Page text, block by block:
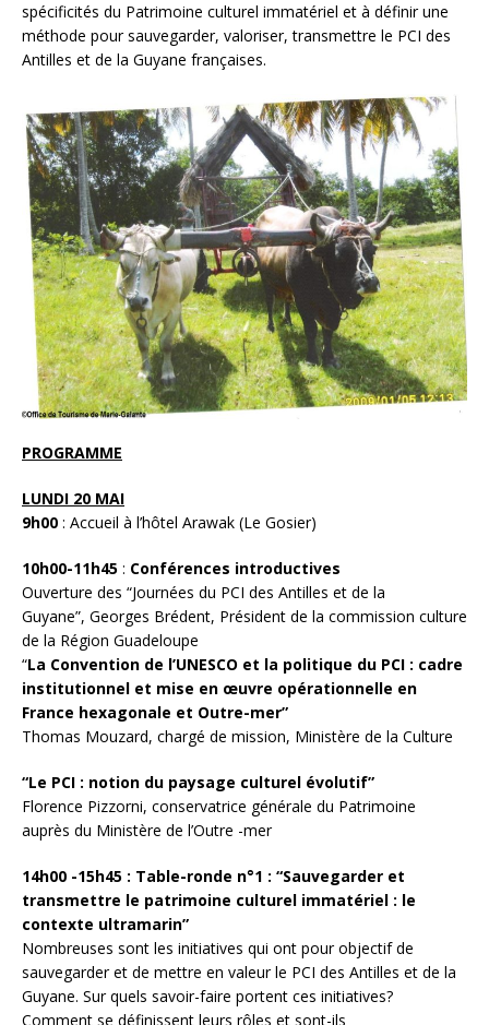
spécificités du Patrimoine culturel immatériel et à définir une
méthode pour sauvegarder, valoriser, transmettre le PCI des
Antilles et de la Guyane françaises.
PROGRAMME
LUNDI 20 MAI
9h00 : Accueil à l’hôtel Arawak (Le Gosier)
10h00-11h45 : Conférences introductives
Ouverture des “Journées du PCI des Antilles et de la
Guyane”, Georges Brédent, Président de la commission culture
de la Région Guadeloupe
“La Convention de l’UNESCO et la politique du PCI : cadre
institutionnel et mise en œuvre opérationnelle en
France hexagonale et Outre-mer”
Thomas Mouzard, chargé de mission, Ministère de la Culture
“Le PCI : notion du paysage culturel évolutif”
Florence Pizzorni, conservatrice générale du Patrimoine
auprès du Ministère de l’Outre -mer
14h00 -15h45 : Table-ronde n°1 : “Sauvegarder et
transmettre le patrimoine culturel immatériel : le
contexte ultramarin”
Nombreuses sont les initiatives qui ont pour objectif de
sauvegarder et de mettre en valeur le PCI des Antilles et de la
Guyane. Sur quels savoir-faire portent ces initiatives?
Comment se définissent leurs rôles et sont-ils